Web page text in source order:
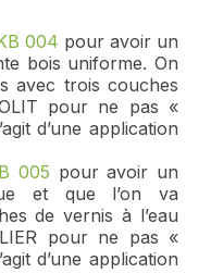
004 pour avoir un
bois uniforme. On
avec trois couches
pour ne pas «
d’une application
005 pour avoir un
et que l’on va
de vernis à l’eau
pour ne pas «
d’une application